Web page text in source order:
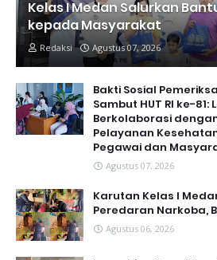
Kelas I Medan Salurkan
kepada Masyarakat
Redaksi Agustus 07, 2026
Bakti Sosial
Sambut HUT RI ke-
Berkolaborasi dengan
Pelayanan
Pegawai dan
Agustus 07, 2026
Karutan Kelas I
Peredaran Narkoba,
Agustus 06, 2026